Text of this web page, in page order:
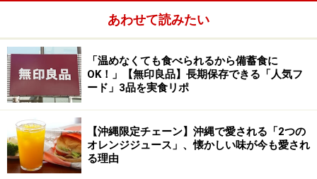
あわせて読みたい
「温めなくても食べられるから備蓄食に
OK！」【無印良品】長期保存できる「人気フ
ード」3品を実食リポ
【沖縄限定チェーン】沖縄で愛される「2つの
オレンジジュース」、懐かしい味が今も愛され
る理由